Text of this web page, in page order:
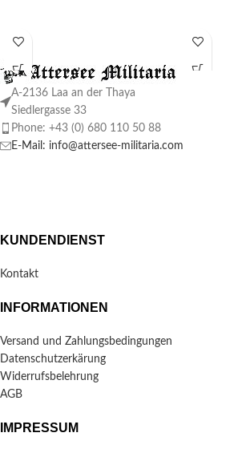
A-2136 Laa an der Thaya
Siedlergasse 33
Phone: +43 (0) 680 110 50 88
E-Mail: info@attersee-militaria.com
KUNDENDIENST
Kontakt
INFORMATIONEN
Versand und Zahlungsbedingungen
Datenschutzerkärung
Widerrufsbelehrung
AGB
IMPRESSUM